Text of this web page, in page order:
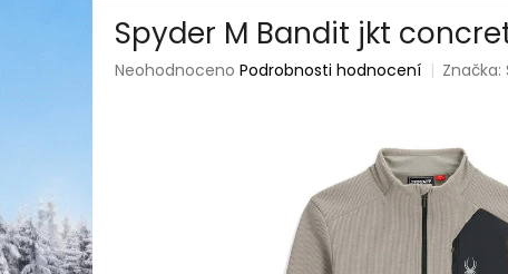
Spyder M Bandit jkt
Průměrné
Neohodnoceno Podrobnosti hodnocení Značka: